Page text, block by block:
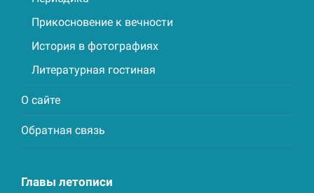
Прикосновение к вечности
История в фотографиях
Литературная гостиная
О сайте
Обратная связь
Главы летописи